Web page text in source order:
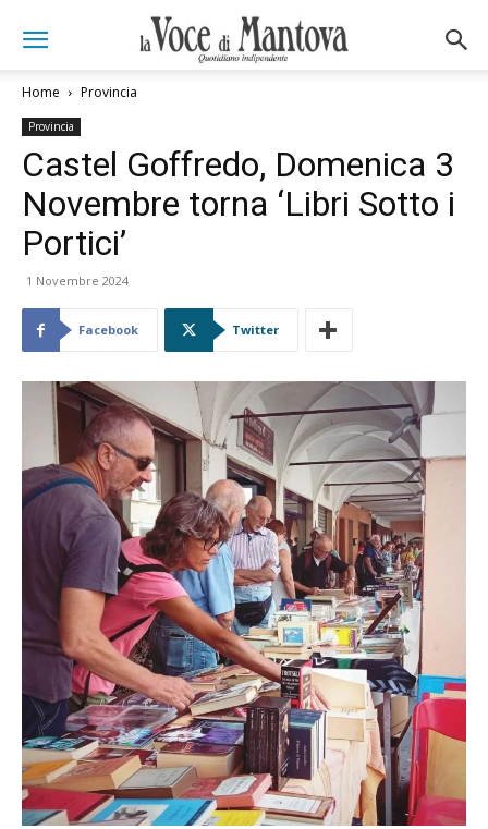
Home Provincia
Provincia
Castel Goffredo, Domenica 3
Novembre torna ‘Libri Sotto i
Portici’
1 Novembre 2024
Facebook Twitter